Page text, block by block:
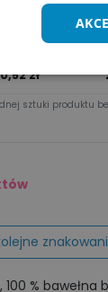
od
4
zł
sztuki produktu
100 %